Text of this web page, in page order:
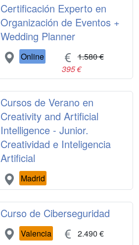
Certificación Experto en
Organización de Eventos +
Wedding Planner
Online
1.580 €
395 €
Cursos de Verano en
Creativity and Artificial
Intelligence - Junior.
Creatividad e Inteligencia
Artificial
Madrid
Curso de Ciberseguridad
Valencia 2.490 €